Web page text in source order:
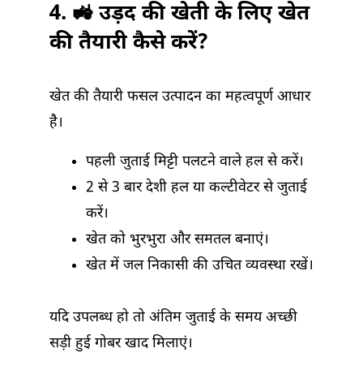
4. 🚜 उड़द की खेती के लिए खेत
की तैयारी कैसे करें?
खेत की तैयारी फसल उत्पादन का महत्वपूर्ण आधार
है।
पहली जुताई मिट्टी पलटने वाले हल से करें।
2 से 3 बार देशी हल या कल्टीवेटर से जुताई
करें।
खेत को भुरभुरा और समतल बनाएं।
खेत में जल निकासी की उचित व्यवस्था रखें।
यदि उपलब्ध हो तो अंतिम जुताई के समय अच्छी
सड़ी हुई गोबर खाद मिलाएं।